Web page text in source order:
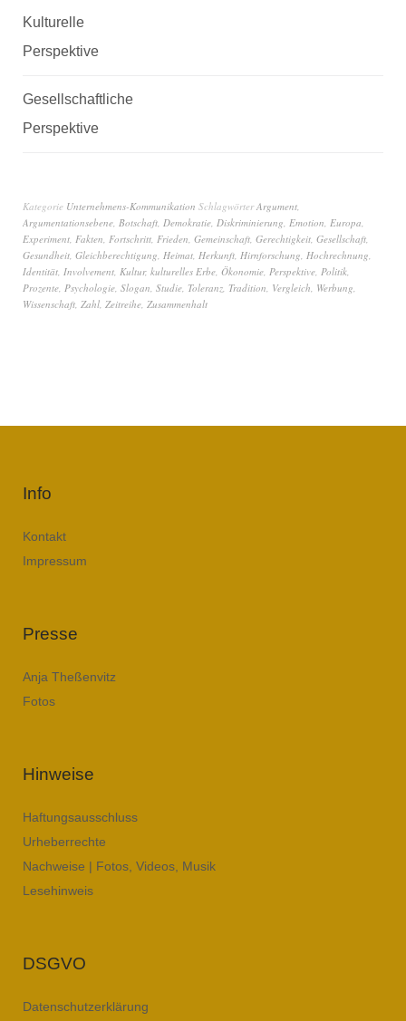
Kulturelle
Perspektive
Gesellschaftliche
Perspektive
Kategorie Unternehmens-Kommunikation SchlagwörterArgument,
Argumentationsebene, Botschaft, Demokratie, Diskriminierung, Emotion, Europa,
Experiment, Fakten, Fortschritt, Frieden, Gemeinschaft, Gerechtigkeit, Gesellschaft,
Gesundheit, Gleichberechtigung, Heimat, Herkunft, Hirnforschung, Hochrechnung,
Identität, Involvement, Kultur, kulturelles Erbe, Ökonomie, Perspektive, Politik,
Prozente, Psychologie, Slogan, Studie, Toleranz, Tradition, Vergleich, Werbung,
Wissenschaft, Zahl, Zeitreihe, Zusammenhalt
Info
Kontakt
Impressum
Presse
Anja Theßenvitz
Fotos
Hinweise
Haftungsausschluss
Urheberrechte
Nachweise | Fotos, Videos, Musik
Lesehinweis
DSGVO
Datenschutzerklärung